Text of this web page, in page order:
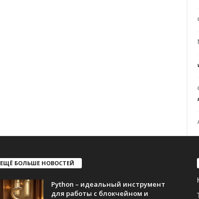
ЕЩЁ БОЛЬШЕ НОВОСТЕЙ
Python – идеальный инструмент
для работы с блокчейном и